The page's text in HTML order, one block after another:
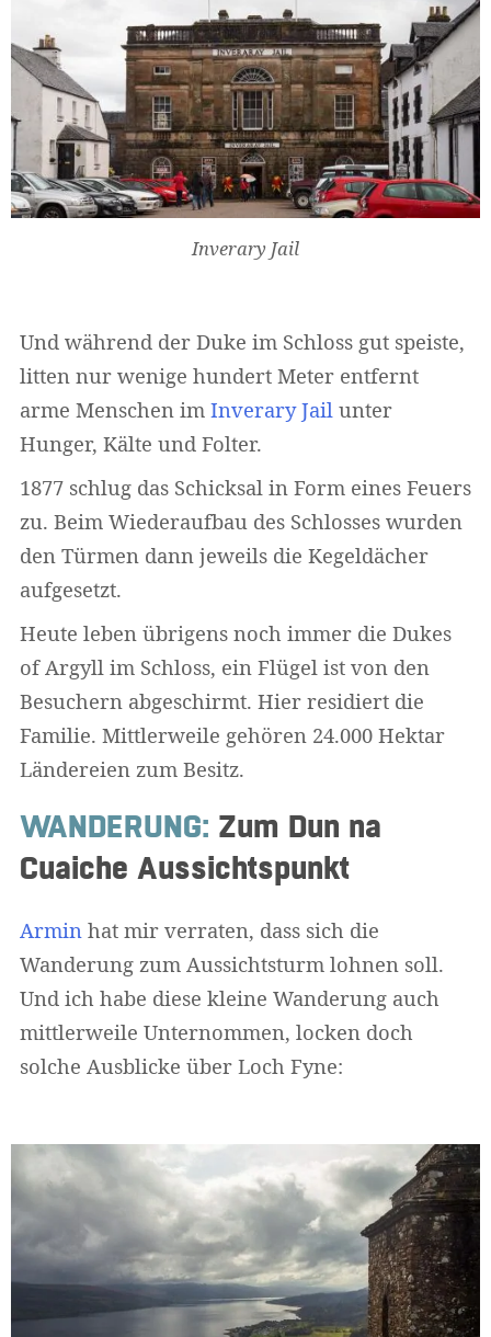
Inverary Jail
Und während der Duke im Schloss gut speiste,
litten nur wenige hundert Meter entfernt
arme Menschen im Inverary Jail unter
Hunger, Kälte und Folter.
1877 schlug das Schicksal in Form eines Feuers
zu. Beim Wiederaufbau des Schlosses wurden
den Türmen dann jeweils die Kegeldächer
aufgesetzt.
Heute leben übrigens noch immer die Dukes
of Argyll im Schloss, ein Flügel ist von den
Besuchern abgeschirmt. Hier residiert die
Familie. Mittlerweile gehören 24.000 Hektar
Ländereien zum Besitz.
WANDERUNG: Zum Dun na
Cuaiche Aussichtspunkt
Armin hat mir verraten, dass sich die
Wanderung zum Aussichtsturm lohnen soll.
Und ich habe diese kleine Wanderung auch
mittlerweile Unternommen, locken doch
solche Ausblicke über Loch Fyne: